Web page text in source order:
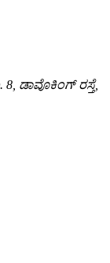
ಡಾವೊಕಿಂಗ್ ರಸ್ತೆ,